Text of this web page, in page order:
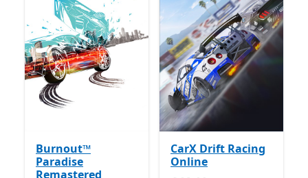
Burnout™
Paradise
Remastered
CarX Drift Racing
Online